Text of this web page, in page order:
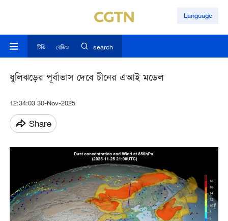
Language
টিভি রেডিও search
ধুলিঝড়ের পূর্বাভাস দেবে চীনের এআই মডেল
12:34:03 30-Nov-2025
Share